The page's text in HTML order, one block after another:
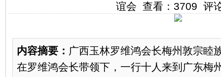
谊会 查看： 3709 评
内容摘要： 广西玉林罗维鸿会长梅州敦宗睦
在罗维鸿会长带领下，一行十人来到广东梅